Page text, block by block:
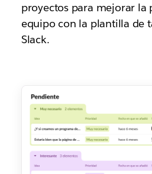
proyectos para mejorar la
equipo con la plantilla de
Slack.